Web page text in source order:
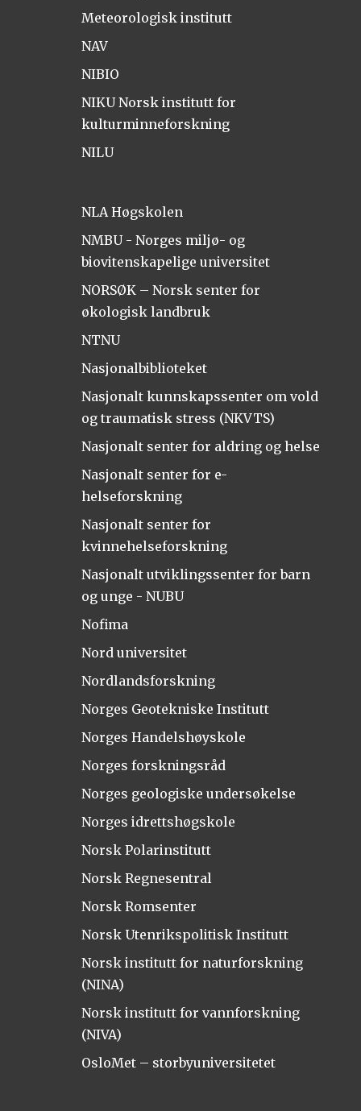
Meteorologisk institutt
NAV
NIBIO
NIKU Norsk institutt for
kulturminneforskning
NILU
NLA Høgskolen
NMBU - Norges miljø- og
biovitenskapelige universitet
NORSØK – Norsk senter for
økologisk landbruk
NTNU
Nasjonalbiblioteket
Nasjonalt kunnskapssenter om vold
og traumatisk stress (NKVTS)
Nasjonalt senter for aldring og helse
Nasjonalt senter for e-
helseforskning
Nasjonalt senter for
kvinnehelseforskning
Nasjonalt utviklingssenter for barn
og unge - NUBU
Nofima
Nord universitet
Nordlandsforskning
Norges Geotekniske Institutt
Norges Handelshøyskole
Norges forskningsråd
Norges geologiske undersøkelse
Norges idrettshøgskole
Norsk Polarinstitutt
Norsk Regnesentral
Norsk Romsenter
Norsk Utenrikspolitisk Institutt
Norsk institutt for naturforskning
(NINA)
Norsk institutt for vannforskning
(NIVA)
OsloMet – storbyuniversitetet